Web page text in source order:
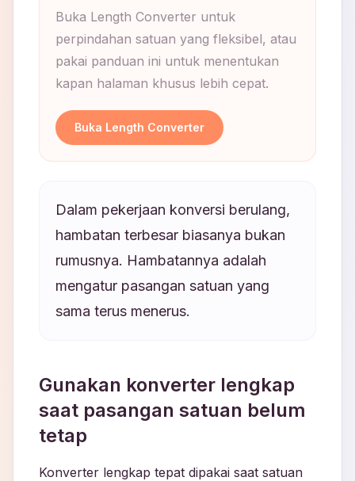
Buka Length Converter untuk
perpindahan satuan yang fleksibel, atau
pakai panduan ini untuk menentukan
kapan halaman khusus lebih cepat.
Buka Length Converter
Dalam pekerjaan konversi berulang,
hambatan terbesar biasanya bukan
rumusnya. Hambatannya adalah
mengatur pasangan satuan yang
sama terus menerus.
Gunakan konverter lengkap
saat pasangan satuan belum
tetap
Konverter lengkap tepat dipakai saat satuan